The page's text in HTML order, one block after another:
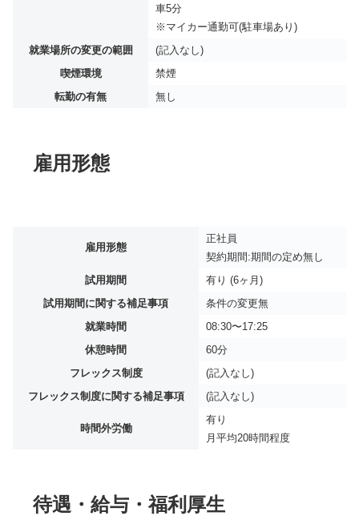
車5分
※マイカー通勤可(駐車場あり)
就業場所の変更の範囲
(記入なし)
喫煙環境
禁煙
転勤の有無
無し
雇用形態
雇用形態
正社員
契約期間:期間の定め無し
試用期間
有り (6ヶ月)
試用期間に関する補足事項
条件の変更無
就業時間
08:30〜17:25
休憩時間
60分
フレックス制度
(記入なし)
フレックス制度に関する補足事項
(記入なし)
時間外労働
有り
月平均20時間程度
待遇・給与・福利厚生